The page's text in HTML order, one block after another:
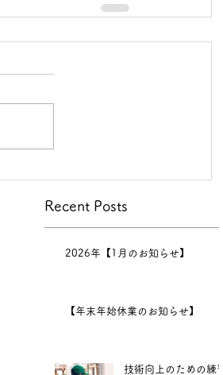
Recent Posts
2026年【1月のお知らせ】
【年末年始休業のお知らせ】
技術向上のための練習